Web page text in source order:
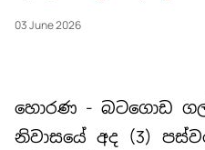
03 June 2026
හොරණ - බටගොඩ
නිවාසයේ අද (3)